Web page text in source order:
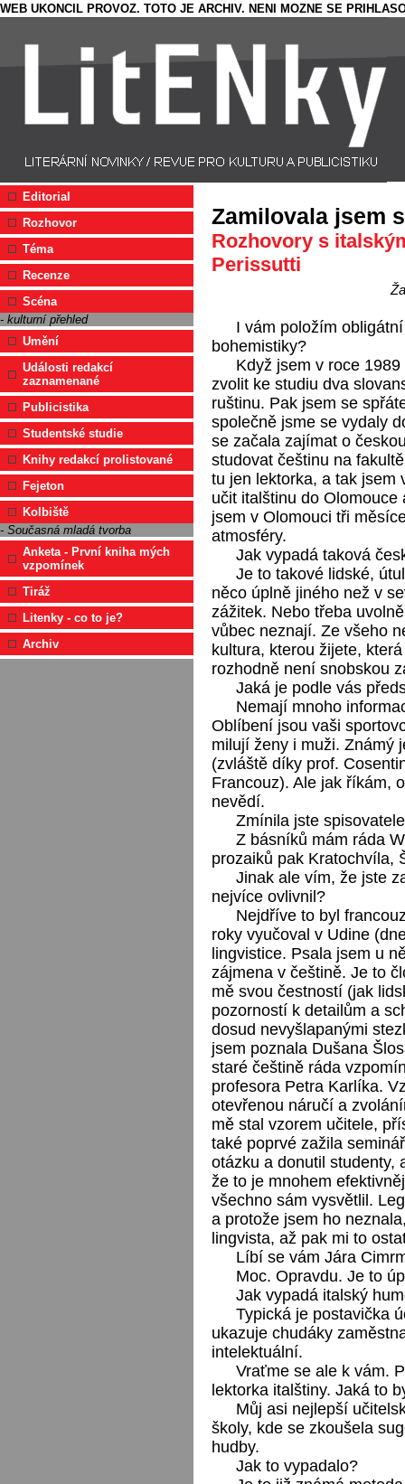
WEB UKONCIL PROVOZ. TOTO JE ARCHIV. NENI MOZNE SE
Editorial
Rozhovor
Téma
Recenze
Scéna
- kulturní přehled
Umění
Události redakcí
zaznamenané
Publicistika
Studentské studie
Knihy redakcí prolistované
Fejeton
Kolbiště
- Současná mladá tvorba
Anketa - První kniha mých
vzpomínek
Tiráž
Litenky - co to je?
Archiv
Zamilovala jsem
Rozhovory s
Perissutti
I vám položím
bohemistiky?
Když jsem v roce
zvolit ke studiu dva
ruštinu. Pak jsem se
společně jsme se vydaly
se začala zajímat o
studovat češtinu na
tu jen lektorka, a tak jsem
učit italštinu do
jsem v Olomouci tři
atmosféry.
Jak vypadá taková
Je to takové lidské,
něco úplně jiného než v
zážitek. Nebo třeba
vůbec neznají. Ze všeho
kultura, kterou žijete,
rozhodně není snobskou
Jaká je podle vás
Nemají mnoho
Oblíbení jsou vaši
milují ženy i muži. Známý
(zvláště díky prof.
Francouz). Ale jak říkám,
nevědí.
Zmínila jste
Z básníků mám ráda
prozaiků pak Kratochvíla,
Jinak ale vím, že jste
nejvíce ovlivnil?
Nejdříve to byl
roky vyučoval v Udine
lingvistice. Psala jsem u
zájmena v češtině. Je to
mě svou čestností (jak
pozorností k detailům a
dosud nevyšlapanými
jsem poznala Dušana
staré češtině ráda
profesora Petra Karlíka.
otevřenou náručí a
mě stal vzorem učitele,
také poprvé zažila
otázku a donutil studenty,
že to je mnohem
všechno sám vysvětlil.
a protože jsem ho
lingvista, až pak mi to
Líbí se vám Jára
Moc. Opravdu. Je to
Jak vypadá italský
Typická je postavička
ukazuje chudáky
intelektuální.
Vraťme se ale k vám.
lektorka italštiny. Jaká to
Můj asi nejlepší
školy, kde se zkoušela
hudby.
Jak to vypadalo?